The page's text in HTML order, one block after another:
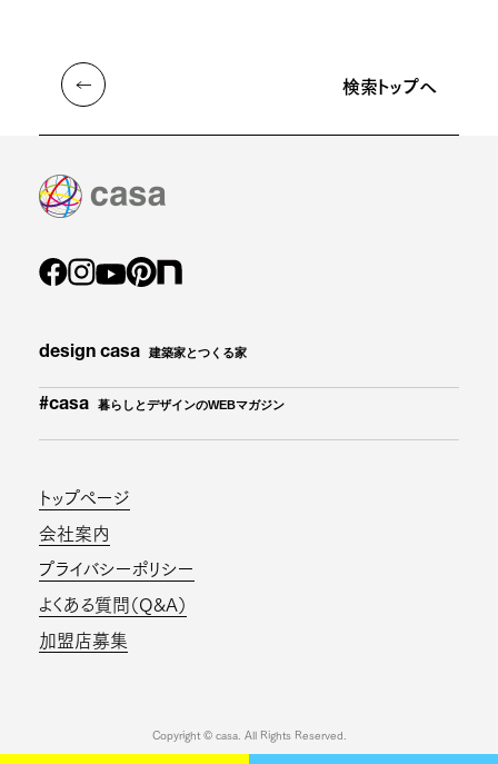
検索トップへ
design casa 建築家とつくる家
#casa 暮らしとデザインのWEBマガジン
トップページ
会社案内
プライバシーポリシー
よくある質問（Q&A）
加盟店募集
Copyright © casa. All Rights Reserved.